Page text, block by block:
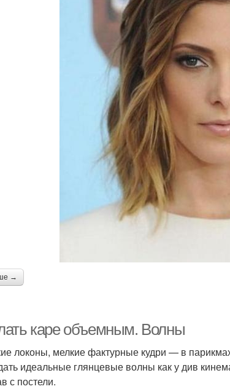
→
каре объемным. Волны
локоны, мелкие фактурные кудри — в
идеальные глянцевые волны как у див
с постели.